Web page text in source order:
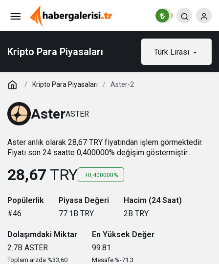
Kripto Para Piyasaları Türk Lirası
Kripto Para Piyasaları Aster-2
AsterASTER
Aster anlık olarak 28,67 TRY fiyatından işlem görmektedir.
Fiyatı son 24 saatte 0,400000% değişim göstermiştir..
28,67 TRY +0,400000%
Popülerlik
#46
Piyasa Değeri
77.1B TRY
Hacim (24 Saat)
2B TRY
Dolaşımdaki Miktar
2.7B ASTER
Toplam arzda %33,60
En Yüksek Değer
99.81
Mesafe %-71.3